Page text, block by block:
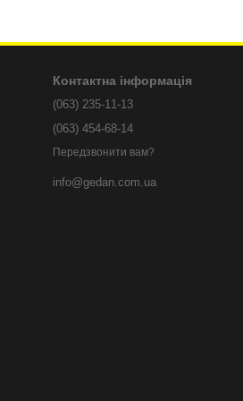
Контактна інформація
(063) 235-11-13
(063) 454-68-14
Передзвонити вам?
info@gedan.com.ua